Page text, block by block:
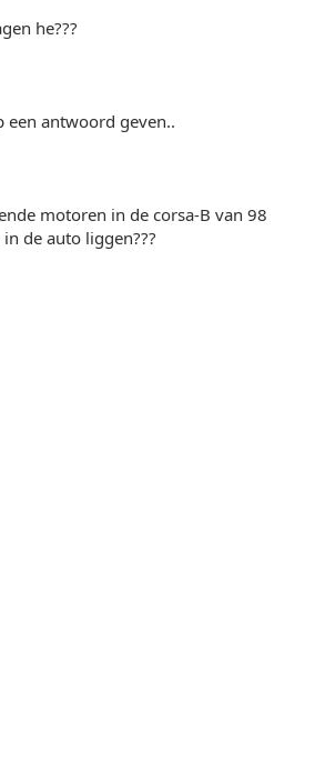
he???
een antwoord geven..
motoren in de corsa-B van 98
de auto liggen???